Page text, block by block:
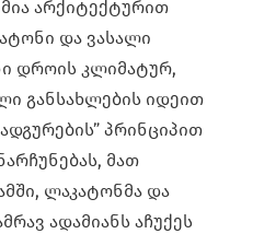
არქიტექტურით
და ვასალი
დროის კლიმატურ,
განსახლების იდეით
პრინციპით
მათ
ლაკატონმა და
ადამიანს აჩუქეს